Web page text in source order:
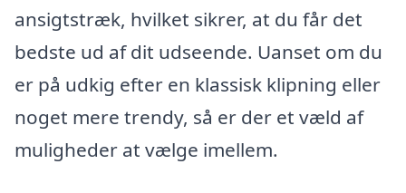
ansigtstræk, hvilket sikrer, at du får det
bedste ud af dit udseende. Uanset om du
er på udkig efter en klassisk klipning eller
noget mere trendy, så er der et væld af
muligheder at vælge imellem.